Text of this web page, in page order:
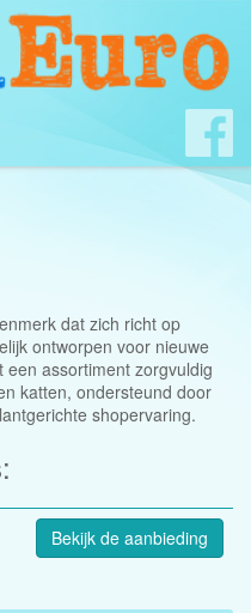
dat zich richt op
ontworpen voor nieuwe
assortiment zorgvuldig
katten, ondersteund door
shopervaring.
Bekijk de aanbieding